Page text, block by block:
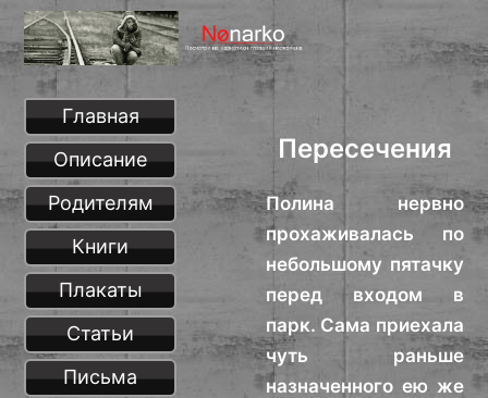
Пересечения
Полина нервно
прохаживалась по
небольшому пятачку
перед входом в
парк. Сама приехала
чуть раньше
назначенного ею же
Главная
Описание
Родителям
Книги
Плакаты
Статьи
Письма